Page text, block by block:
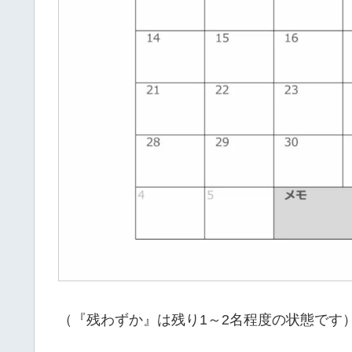
（『残わずか』は残り1～2名程度の状態です